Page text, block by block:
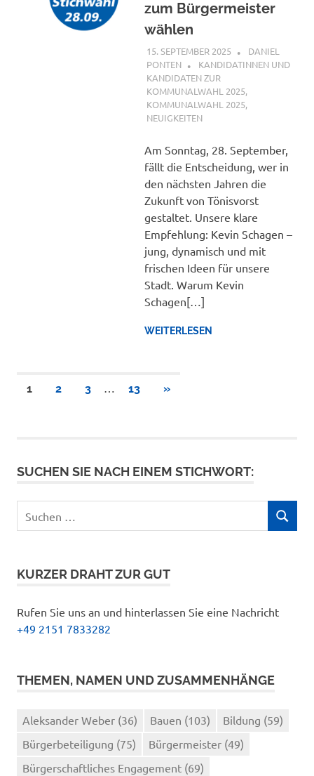
zum Bürgermeister
wählen
15. SEPTEMBER 2025
DANIEL
PONTEN
KANDIDATINNEN UND
KANDIDATEN ZUR
KOMMUNALWAHL 2025,
KOMMUNALWAHL 2025,
NEUIGKEITEN
Am Sonntag, 28. September,
fällt die Entscheidung, wer in
den nächsten Jahren die
Zukunft von Tönisvorst
gestaltet. Unsere klare
Empfehlung: Kevin Schagen –
jung, dynamisch und mit
frischen Ideen für unsere
Stadt. Warum Kevin
Schagen[…]
WEITERLESEN
Seitennummerierung
1 2 3 … 13
NÄCHSTE
»
SUCHEN SIE NACH EINEM STICHWORT:
nach:
SUCHEN
KURZER DRAHT ZUR GUT
Rufen Sie uns an und hinterlassen Sie eine Nachricht
+49 2151 7833282
THEMEN, NAMEN UND ZUSAMMENHÄNGE
Aleksander Weber (36) Bauen (103) Bildung (59)
Bürgerbeteiligung (75) Bürgermeister (49)
Bürgerschaftliches Engagement (69)